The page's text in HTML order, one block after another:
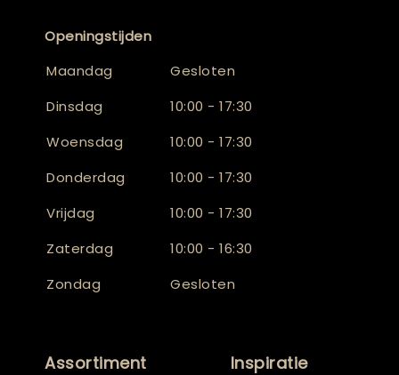
Openingstijden
Maandag
Gesloten
Dinsdag
10:00 - 17:30
Woensdag
10:00 - 17:30
Donderdag
10:00 - 17:30
Vrijdag
10:00 - 17:30
Zaterdag
10:00 - 16:30
Zondag
Gesloten
Assortiment Inspiratie